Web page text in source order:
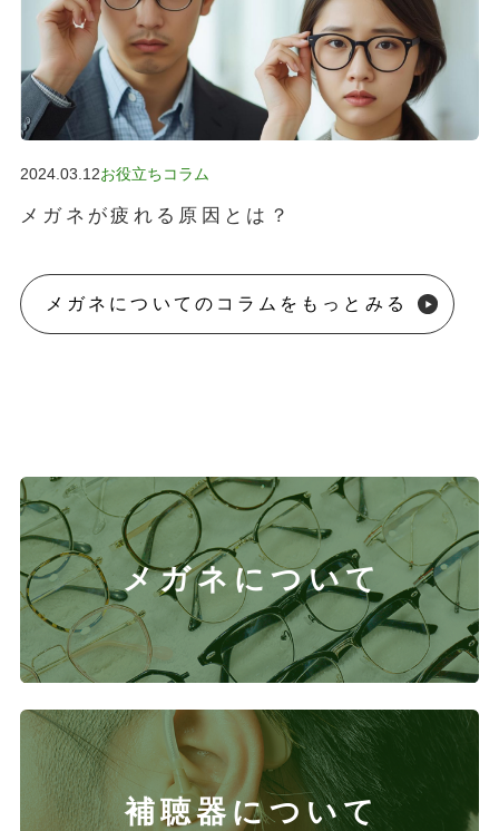
2024.03.12お役立ちコラム
メガネが疲れる原因とは？
メガネについてのコラムをもっとみる
メガネについて
補聴器について